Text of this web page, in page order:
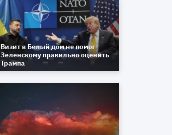
Визит в Белый дом не помог
Зеленскому правильно оценить
Трампа